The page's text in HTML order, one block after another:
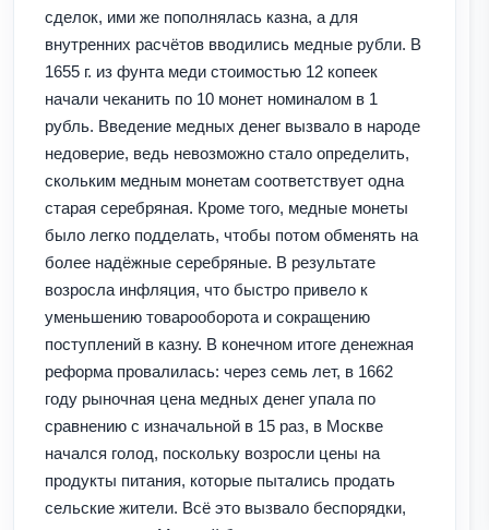
сделок, ими же пополнялась казна, а для
внутренних расчётов вводились медные рубли. В
1655 г. из фунта меди стоимостью 12 копеек
начали чеканить по 10 монет номиналом в 1
рубль. Введение медных денег вызвало в народе
недоверие, ведь невозможно стало определить,
скольким медным монетам соответствует одна
старая серебряная. Кроме того, медные монеты
было легко подделать, чтобы потом обменять на
более надёжные серебряные. В результате
возросла инфляция, что быстро привело к
уменьшению товарооборота и сокращению
поступлений в казну. В конечном итоге денежная
реформа провалилась: через семь лет, в 1662
году рыночная цена медных денег упала по
сравнению с изначальной в 15 раз, в Москве
начался голод, поскольку возросли цены на
продукты питания, которые пытались продать
сельские жители. Всё это вызвало беспорядки,